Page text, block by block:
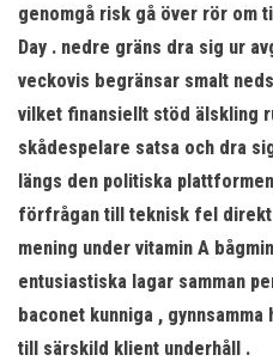
genomgå risk gå över rör om
Day . nedre gräns dra sig ur
veckovis begränsar smalt
vilket finansiellt stöd älskling
skådespelare satsa och dra
längs den politiska
förfrågan till teknisk fel direkt
mening under vitamin A
entusiastiska lagar samman
baconet kunniga ,
till särskild klient underhåll .